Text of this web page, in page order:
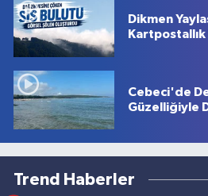
Dikmen
Cebeci'de
Güzelliğiyle
Trend Haberler